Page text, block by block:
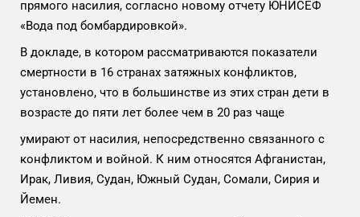
прямого насилия, согласно новому отчету ЮНИСЕФ
«Вода под бомбардировкой».
В докладе, в котором рассматриваются показатели
смертности в 16 странах затяжных конфликтов,
установлено, что в большинстве из этих стран дети в
возрасте до пяти лет более чем в 20 раз чаще
умирают от насилия, непосредственно связанного с
конфликтом и войной. К ним относятся Афганистан,
Ирак, Ливия, Судан, Южный Судан, Сомали, Сирия и
Йемен.